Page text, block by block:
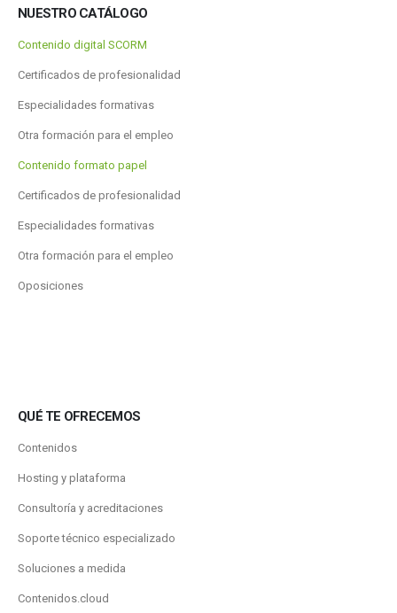
NUESTRO CATÁLOGO
Contenido digital SCORM
Certificados de profesionalidad
Especialidades formativas
Otra formación para el empleo
Contenido formato papel
Certificados de profesionalidad
Especialidades formativas
Otra formación para el empleo
Oposiciones
QUÉ TE OFRECEMOS
Contenidos
Hosting y plataforma
Consultoría y acreditaciones
Soporte técnico especializado
Soluciones a medida
Contenidos.cloud